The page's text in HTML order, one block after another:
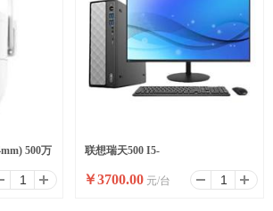
500万 联想瑞天500 I5-
13500HX/16G/512SSD/WIFI/8
￥3700.00 元/台